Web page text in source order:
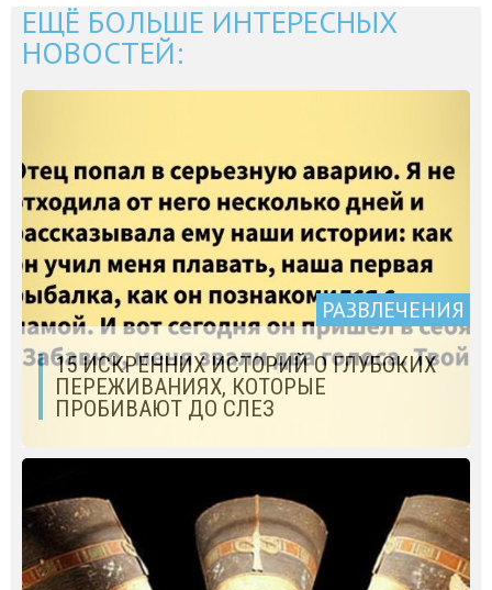
ЕЩЁ БОЛЬШЕ ИНТЕРЕСНЫХ
НОВОСТЕЙ:
РАЗВЛЕЧЕНИЯ
15 ИСКРЕННИХ ИСТОРИЙ О ГЛУБОКИХ
ПЕРЕЖИВАНИЯХ, КОТОРЫЕ
ПРОБИВАЮТ ДО СЛЕЗ